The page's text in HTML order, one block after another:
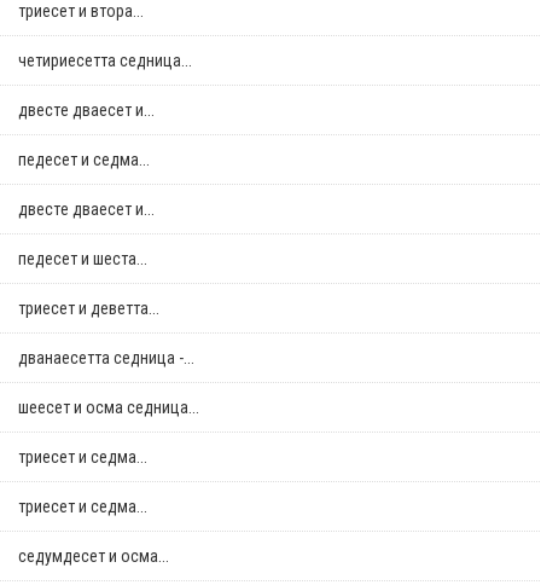
триесет и втора...
четириесетта седница...
двестe дваесет и...
педесет и седма...
двестe дваесет и...
педесет и шеста...
триесет и деветта...
дванаесетта седница -...
шеесет и осма седница...
триесет и седма...
триесет и седма...
седумдесет и осма...